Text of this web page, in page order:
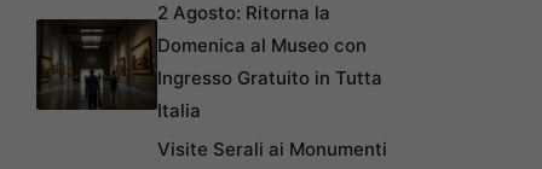
2 Agosto: Ritorna la
Domenica al Museo con
Ingresso Gratuito in Tutta
Italia
Visite Serali ai Monumenti